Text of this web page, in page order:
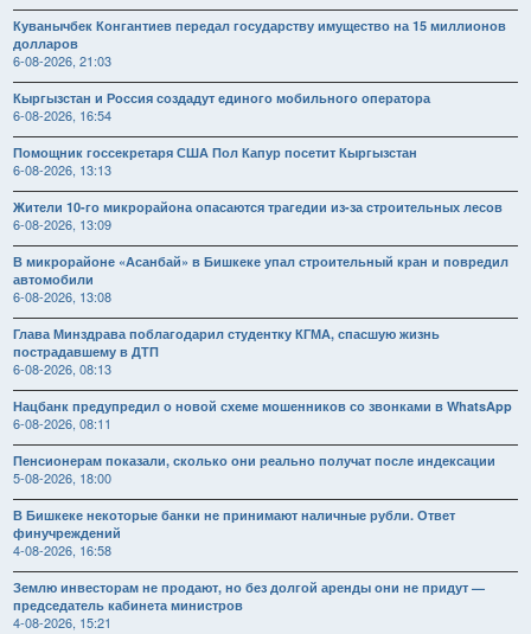
Куванычбек Конгантиев передал государству имущество на 15 миллионов
долларов
6-08-2026, 21:03
Кыргызстан и Россия создадут единого мобильного оператора
6-08-2026, 16:54
Помощник госсекретаря США Пол Капур посетит Кыргызстан
6-08-2026, 13:13
Жители 10-го микрорайона опасаются трагедии из-за строительных лесов
6-08-2026, 13:09
В микрорайоне «Асанбай» в Бишкеке упал строительный кран и повредил
автомобили
6-08-2026, 13:08
Глава Минздрава поблагодарил студентку КГМА, спасшую жизнь
пострадавшему в ДТП
6-08-2026, 08:13
Нацбанк предупредил о новой схеме мошенников со звонками в WhatsApp
6-08-2026, 08:11
Пенсионерам показали, сколько они реально получат после индексации
5-08-2026, 18:00
В Бишкеке некоторые банки не принимают наличные рубли. Ответ
финучреждений
4-08-2026, 16:58
Землю инвесторам не продают, но без долгой аренды они не придут —
председатель кабинета министров
4-08-2026, 15:21